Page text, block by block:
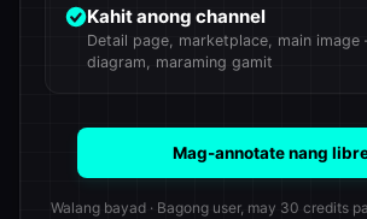
Kahit anong channel
Detail page, marketplace, main
diagram, maraming gamit
Mag-annotate nang
Walang bayad · Bagong user, may 30 credits